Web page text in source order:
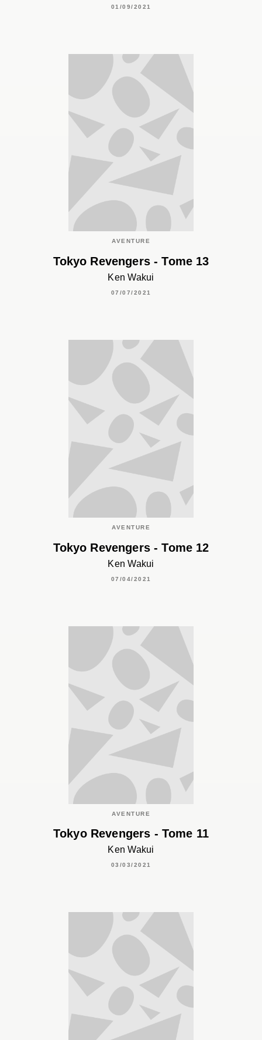
01/09/2021
AVENTURE
Tokyo Revengers - Tome 13
Ken Wakui
07/07/2021
AVENTURE
Tokyo Revengers - Tome 12
Ken Wakui
07/04/2021
AVENTURE
Tokyo Revengers - Tome 11
Ken Wakui
03/03/2021